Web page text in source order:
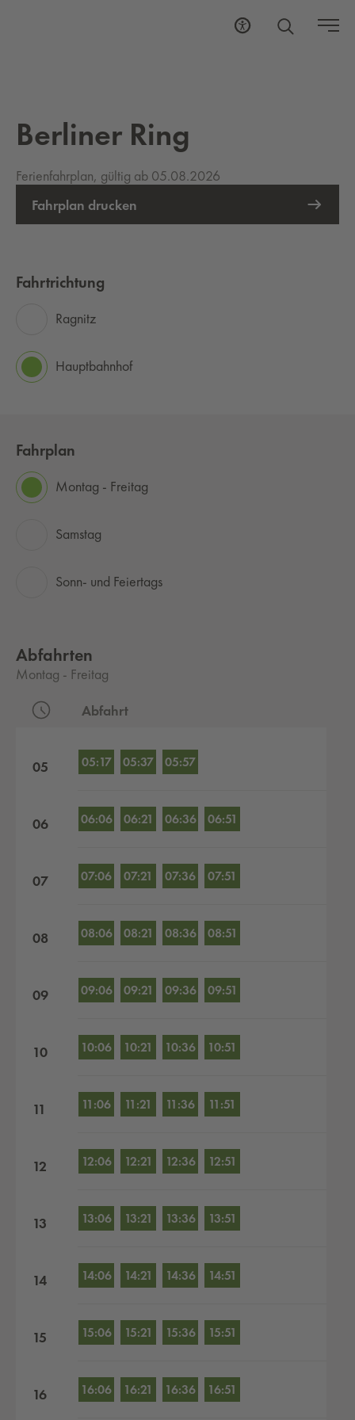
Berliner Ring
Ferienfahrplan, gültig ab 05.08.2026
Fahrplan drucken
Fahrtrichtung
Ragnitz
Hauptbahnhof
Fahrplan
Montag - Freitag
Samstag
Sonn- und Feiertags
Abfahrten
Montag - Freitag
Abfahrt
05 05:17 05:37 05:57
06 06:06 06:21 06:36 06:51
07 07:06 07:21 07:36 07:51
08 08:06 08:21 08:36 08:51
09 09:06 09:21 09:36 09:51
10 10:06 10:21 10:36 10:51
11 11:06 11:21 11:36 11:51
12 12:06 12:21 12:36 12:51
13 13:06 13:21 13:36 13:51
14 14:06 14:21 14:36 14:51
15 15:06 15:21 15:36 15:51
16 16:06 16:21 16:36 16:51